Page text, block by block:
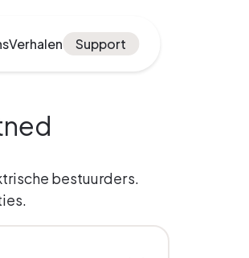
Verhalen Support
bestuurders.